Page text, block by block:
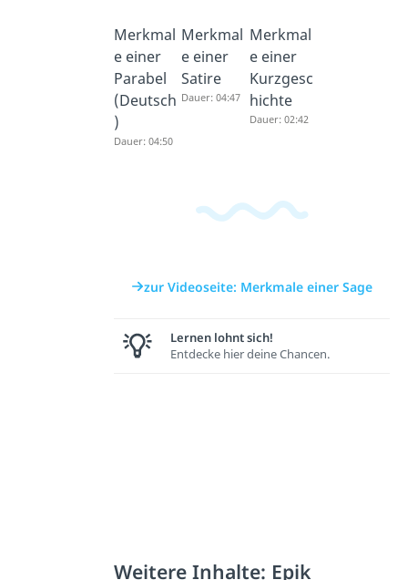
Merkmal
e einer
Parabel
(Deutsch
)
Dauer: 04:50
Merkmal
e einer
Satire
Dauer: 04:47
Merkmal
e einer
Kurzgesc
hichte
Dauer: 02:42
zur Videoseite: Merkmale einer Sage
Lernen lohnt sich!
Entdecke hier deine Chancen.
Weitere Inhalte: Epik